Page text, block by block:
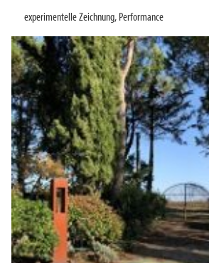
experimentelle Zeichnung, Performance